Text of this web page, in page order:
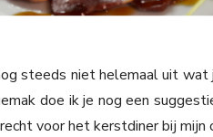
steeds niet helemaal uit
doe ik je nog een
voor het kerstdiner bij